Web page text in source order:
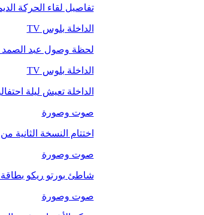
تفاصيل لقاء الحركة
الداخلة بلوس TV
لحظة وصول عبد الصمد
الداخلة بلوس TV
الداخلة تعيش ليلة
صوت وصورة
اختتام النسخة الثانية
صوت وصورة
شاطئ بورتو ريكو
صوت وصورة